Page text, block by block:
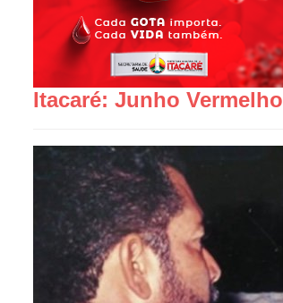
Itacaré: Junho Vermelho